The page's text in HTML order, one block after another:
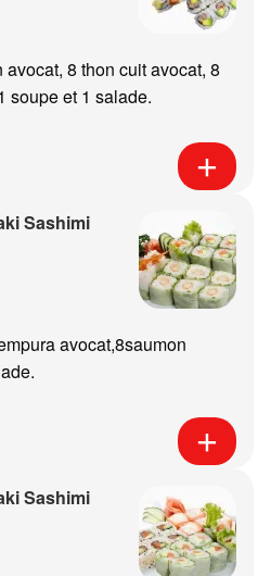
8 thon cuit avocat, 8
soupe et 1 salade.
Sashimi
avocat,8saumon
Sashimi